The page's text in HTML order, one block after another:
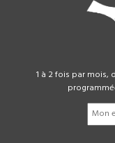
1 à 2 fois par mois,